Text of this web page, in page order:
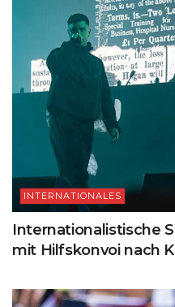
INTERNATIONALES
Internationalistische
mit Hilfskonvoi nach